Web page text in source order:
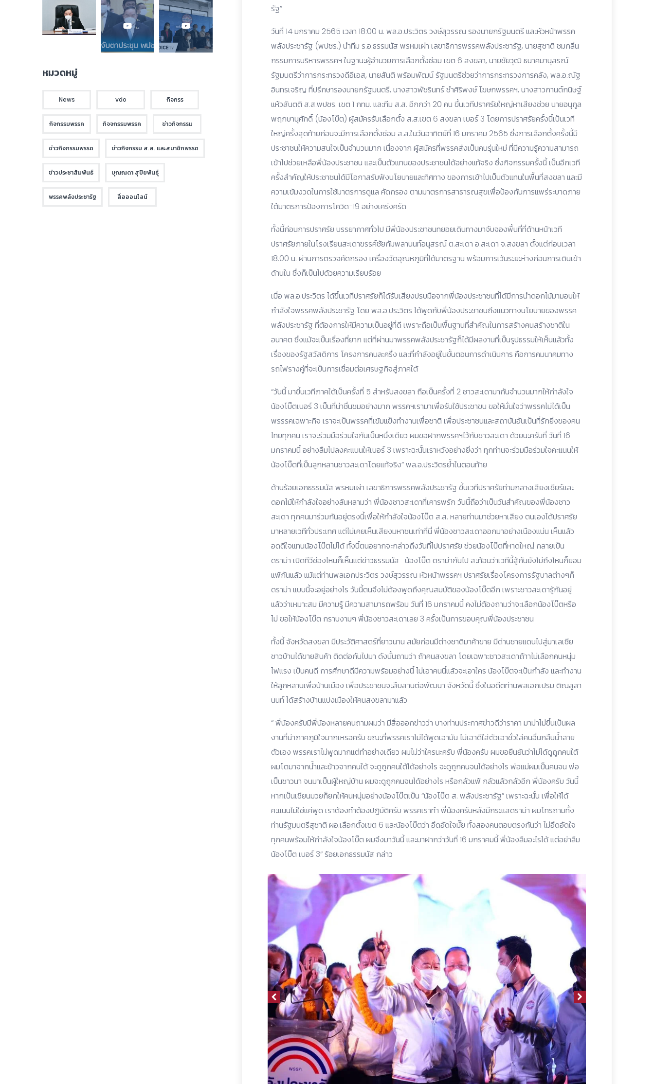
รัฐ”
วันที่ 14 มกราคม 2565 เวลา 18:00 น. พล.อ.ประวิตร วงษ์สุวรรณ รองนายกรัฐมนตรี และหัวหน้าพรรค
พลังประชารัฐ (พปชร.) นำทีม ร.อ.ธรรมนัส พรหมเผ่า เลขาธิการพรรคพลังประชารัฐ, นายสุชาติ ชมกลิ่น
กรรมการบริหารพรรคฯ ในฐานะผู้อำนวยการเลือกตั้งซ่อม เขต 6 สงขลา, นายชัยวุฒิ ธนาคมานุสรณ์
รัฐมนตรีว่าการกระทรวงดีอีเอส, นายสันติ พร้อมพัฒน์ รัฐมนตรีช่วยว่าการกระทรวงการคลัง, พล.อ.ณัฐ
อินทรเจริญ ที่ปรึกษารองนายกรัฐมนตรี, นางสาวพัชรินทร์ ซำศิริพงษ์ โฆษกพรรคฯ, นางสาวกานต์กนิษฐ์
แห้วสันตติ ส.ส.พปชร. เขต 1 กทม. และทีม ส.ส. อีกกว่า 20 คน ขึ้นเวทีปราศรัยใหญ่หาเสียงช่วย นายอนุกูล
พฤกษานุศักดิ์ (น้องโบ๊ต) ผู้สมัครรับเลือกตั้ง ส.ส.เขต 6 สงขลา เบอร์ 3 โดยการปราศรัยครั้งนี้เป็นเวที
ใหญ่ครั้งสุดท้ายก่อนจะมีการเลือกตั้งซ่อม ส.ส.ในวันอาทิตย์ที่ 16 มกราคม 2565 ซึ่งการเลือกตั้งครั้งนี้มี
ประชาชนให้ความสนใจเป็นจำนวนมาก เนื่องจาก ผู้สมัครที่พรรคส่งเป็นคนรุ่นใหม่ ที่มีความรู้ความสามารถ
เข้าไปช่วยเหลือพี่น้องประชาชน และเป็นตัวแทนของประชาชนได้อย่างแท้จริง ซึ่งกิจกรรมครั้งนี้ เป็นอีกเวที
ครั้งสำคัญให้ประชาชนได้มีโอกาสรับฟังนโยบายและทิศทาง ของการเข้าไปเป็นตัวแทนในพื้นที่สงขลา และมี
ความเข้มงวดในการใช้มาตรการดูแล คัดกรอง ตามมาตรการสาธารณสุขเพื่อป้องกันการแพร่ระบาดภาย
ใต้มาตรการป้องการโควิด-19 อย่างเคร่งครัด
ทั้งนี้ก่อนการปราศรัย บรรยากาศทั่วไป มีพี่น้องประชาชนทยอยเดินทางมาจับจองพื้นที่ที่ด้านหน้าเวที
ปราศรัยภายในโรงเรียนสะเดาขรรค์ชัยกัมพลานนท์อนุสรณ์ ต.สะเดา อ.สะเดา จ.สงขลา ตั้งแต่ก่อนเวลา
18.00 น. ผ่านการตรวจคัดกรอง เครื่องวัดอุณหภูมิที่ได้มาตรฐาน พร้อมการเว้นระยะห่างก่อนการเดินเข้า
ด้านใน ซึ่งก็เป็นไปด้วยความเรียบร้อย
เมื่อ พล.อ.ประวิตร ได้ขึ้นเวทีปราศรัยก็ได้รับเสียงปรบมือจากพี่น้องประชาชนที่ได้มีการนำดอกไม้มามอบให้
กำลังใจพรรคพลังประชารัฐ โดย พล.อ.ประวิตร ได้พูดกับพี่น้องประชาชนถึงแนวทางนโยบายของพรรค
พลังประชารัฐ ที่ต้องการให้มีความเป็นอยู่ที่ดี เพราะถือเป็นพื้นฐานที่สำคัญในการสร้างคนสร้างชาติใน
อนาคต ซึ่งแม้จะเป็นเรื่องที่ยาก แต่ที่ผ่านมาพรรคพลังประชารัฐก็ได้มีผลงานที่เป็นรูปธรรมให้เห็นแล้วทั้ง
เรื่องของรัฐสวัสดิการ โครงการคนละครึ่ง และที่กำลังอยู่ในขั้นตอนการดำเนินการ คือการคมนาคมทาง
รถไฟรางคู่ที่จะเป็นการเชื่อมต่อเศรษฐกิจสู่ภาคใต้
“วันนี้ มาขึ้นเวทีภาคใต้เป็นครั้งที่ 5 สำหรับสงขลา ถือเป็นครั้งที่ 2 ชาวสะเดามากันจำนวนมากให้กำลังใจ
น้องโบ๊ตเบอร์ 3 เป็นที่น่าชื่นชมอย่างมาก พรรคฯเรามาเพื่อรับใช้ประชาขน ขอให้มั่นใจว่าพรรคไม่ได้เป็น
พรรรคเฉพาะกิจ เราจะเป็นพรรคที่เข้มแข็งทำงานเพื่อชาติ เพื่อประชาชนและสถาบันอันเป็นที่รักยิ่งของคน
ไทยทุกคน เราจะร่วมมือร่วมใจกันเป็นหนึ่งเดียว ผมขอฝากพรรคฯไว้กับชาวสะเดา ด้วยนะครับที่ วันที่ 16
มกราคมนี้ อย่างลืมไปลงคะแนนให้เบอร์ 3 เพราะฉะนั้นเราหวังอย่างยิ่งว่า ทุกท่านจะร่วมมือร่วมใจคะแนนให้
น้องโบ๊ตที่เป็นลูกหลานชาวสะเดาโดยแท้จริง” พล.อ.ประวิตรย้ำในตอนท้าย
ด้านร้อยเอกธรรมนัส พรหมเผ่า เลขาธิการพรรคพลังประชารัฐ ขึ้นเวทีปราศรัยท่ามกลางเสียงเชียร์และ
ดอกไม้ให้กำลังใจอย่างล้นหลามว่า พี่น้องชาวสะเดาที่เคารพรัก วันนี้ถือว่าเป็นวันสำคัญของพี่น้องชาว
สะเดา ทุกคนมาร่วมกันอยู่ตรงนี้เพื่อให้กำลังใจน้องโบ๊ต ส.ส. หลายท่านมาช่วยหาเสียง ตนเองได้ปราศรัย
มาหลายเวทีทั่วประเทศ แต่ไม่เคยเห็นเสียงมหาชนเท่าที่นี่ พี่น้องชาวสะเดาออกมาอย่างเนืองแน่น เห็นแล้ว
อดดีใจแทนน้องโบ๊ตไม่ได้ ทั้งนี้ตนอยากจะกล่าวถึงวันที่ไปปราศรัย ช่วยน้องโบ๊ตที่หาดใหญ่ กลายเป็น
ดราม่า เปิดทีวีช่องไหนก็เห็นแต่ข่าวธรรมนัส- น้องโบ๊ต ดราม่ากันไป สะท้อนว่าเวทีนี้สู้กันยังไม่ถึงไหนก็ยอม
แพ้กันแล้ว แม้แต่ท่านพลเอกประวิตร วงษ์สุวรรณ หัวหน้าพรรคฯ ปราศรัยเรื่องโครงการรัฐบาลต่างๆก็
ดราม่า แบบนี้จะอยู่อย่างไร วันนี้ตนจึงไม่ต้องพูดถึงคุณสมบัติของน้องโบ๊ตอีก เพราะชาวสะเดารู้กันอยู่
แล้วว่าเหมาะสม มีความรู้ มีความสามารถพร้อม วันที่ 16 มกราคมนี้ คงไม่ต้องถามว่าจะเลือกน้องโบ๊ตหรือ
ไม่ ขอให้น้องโบ๊ต กราบงามๆ พี่น้องชาวสะเดาเลย 3 ครั้งเป็นการขอบคุณพี่น้องประชาชน
ทั้งนี้ จังหวัดสงขลา มีประวัติศาสตร์ที่ยาวนาน สมัยก่อนมีต่างชาติมาค้าขาย มีด่านชายแดนไปสู่มาเลเซีย
ชาวบ้านได้ขายสินค้า ติดต่อกันไปมา ดังนั้นถามว่า ถ้าคนสงขลา โดยเฉพาะชาวสะเดาถ้าาไม่เลือกคนหนุ่ม
ไฟแรง เป็นคนดี การศึกษาดีมีความพร้อมอย่างนี้ ไม่เอาคนนี้แล้วจะเอาใคร น้องโบ๊ตจะเป็นกำลัง และทำงาน
ให้ลูกหลานเพื่อบ้านเมือง เพื่อประชาชนจะสืบสานต่อพัฒนา จังหวัดนี้ ซึ่งในอดีตท่านพลเอกเปรม ติณสูลา
นนท์ ได้สร้างบ้านแปงเมืองให้คนสงขลามาแล้ว
“ พี่น้องครับมีพี่น้องหลายคนถามผมว่า มีสื่อออกข่าวว่า บางท่านประกาศข่าวดีว่าราคา มาม่าไม่ขึ้นเป็นผล
งานที่น่าภาคภูมิใจมากเหรอครับ ขณะที่พรรคเราไม่ได้พูดเอามัน ไม่เอาดีใส่ตัวเอาชั่วใส่คนอื่นกลืนน้ำลาย
ตัวเอง พรรคเราไม่พูดมากแต่ทำอย่างเดียว ผมไม่ว่าใครนะครับ พี่น้องครับ ผมขอยืนยันว่าไม่ได้ดูถูกคนใต้
ผมโตมาจากน้ำและข้าวจากคนใต้ จะดูถูกคนใต้ได้อย่างไร จะดูถูกคนจนได้อย่างไร พ่อแม่ผมเป็นคนจน พ่อ
เป็นชาวนา จนมาเป็นผู้ใหญ่บ้าน ผมจะดูถูกคนจนได้อย่างไร หรือกลัวแพ้ กลัวแล้วกลัวอีก พี่น้องครับ วันนี้
หากเป็นเซียนมวยก็ยกให้คนหนุ่มอย่างน้องโบ๊ตเป็น “น้องโบ๊ต ส. พลังประชารัฐ” เพราะฉะนั้น เพื่อให้ได้
คะแนนไม่ใช่แค่พูด เราต้องทำต้องปฏิบัติครับ พรรคเราทำ พี่น้องครับหลังมีกระแสดราม่า ผมโทรถามทั้ง
ท่านรัฐมนตรีสุชาติ ผอ.เลือกตั้งเขต 6 และน้องโบ๊ตว่า อึดอัดใจมั๊ย ทั้งสองคนตอบตรงกันว่า ไม่อึดอัดใจ
ทุกคนพร้อมให้กำลังใจน้องโบ๊ต ผมจึงมาวันนี้ และมาฝากว่าวันที่ 16 มกราคมนี้ พี่น้องลืมอะไรได้ แต่อย่าลืม
น้องโบ๊ต เบอร์ 3“ ร้อยเอกธรรมนัส กล่าว
หมวดหมู่
News vdo กิจกรร
กิจกรรมพรรค กิจจกรรมพรรค ข่าวกิจกรรม
ข่าวกิจกรรมพรรค ข่าวกิจกรรม ส.ส. และสมาชิกพรรค
ข่าวประชาสัมพันธ์ บุณณดา สุปิยพันธุ์
พรรคพลังประชารัฐ สื่อออนไลน์